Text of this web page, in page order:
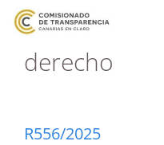
derecho
R556/2025